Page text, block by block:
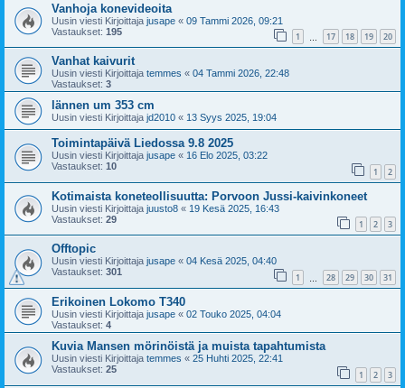
Vanhoja konevideoita
Uusin viesti Kirjoittaja jusape « 09 Tammi 2026, 09:21
Vastaukset: 195 1 17 18 19 20
Vanhat kaivurit
Uusin viesti Kirjoittaja temmes « 04 Tammi 2026, 22:48
Vastaukset: 3
lännen um 353 cm
Uusin viesti Kirjoittaja jd2010 « 13 Syys 2025, 19:04
Toimintapäivä Liedossa 9.8 2025
Uusin viesti Kirjoittaja jusape « 16 Elo 2025, 03:22
Vastaukset: 10 1 2
Kotimaista koneteollisuutta: Porvoon Jussi-kaivinkoneet
Uusin viesti Kirjoittaja juusto8 « 19 Kesä 2025, 16:43
Vastaukset: 29 1 2 3
Offtopic
Uusin viesti Kirjoittaja jusape « 04 Kesä 2025, 04:40
Vastaukset: 301 1 28 29 30 31
Erikoinen Lokomo T340
Uusin viesti Kirjoittaja jusape « 02 Touko 2025, 04:04
Vastaukset: 4
Kuvia Mansen mörinöistä ja muista tapahtumista
Uusin viesti Kirjoittaja temmes « 25 Huhti 2025, 22:41
Vastaukset: 25 1 2 3